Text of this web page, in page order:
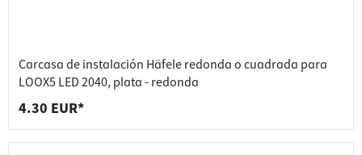
Carcasa de instalación Häfele redonda o cuadrada para
LOOX5 LED 2040, plata - redonda
4.30 EUR*